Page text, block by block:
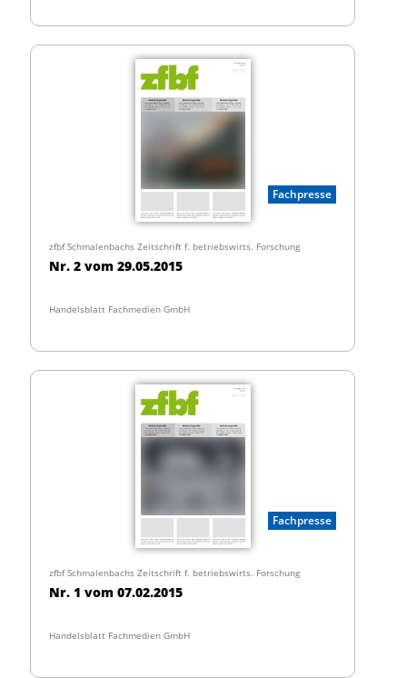
Fachpresse
zfbf Schmalenbachs Zeitschrift f. betriebswirts. Forschung
Nr. 2 vom 29.05.2015
Handelsblatt Fachmedien GmbH
Fachpresse
zfbf Schmalenbachs Zeitschrift f. betriebswirts. Forschung
Nr. 1 vom 07.02.2015
Handelsblatt Fachmedien GmbH